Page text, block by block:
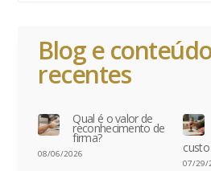
Blog e
recentes
Qual é o valor de
reconhecimento de
firma?
08/06/2026
07/29/